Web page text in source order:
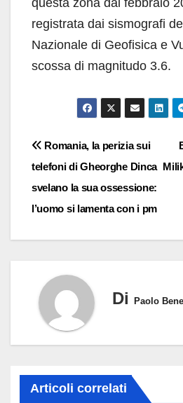
questa zona dal febbraio
registrata dai sismografi
Nazionale di Geofisica e
scossa di magnitudo 3.6.
Navigazione
articoli
Romania, la perizia sui
telefoni di Gheorghe Dinca
svelano la sua ossessione:
l’uomo si lamenta con i pm
Di Paolo
Articoli correlati